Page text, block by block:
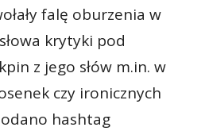
falę oburzenia w
krytyki pod
z jego słów m.in. w
czy ironicznych
hashtag